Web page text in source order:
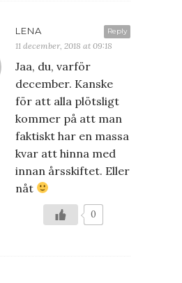
Reply
LENA
11 december, 2018 at 09:18
Jaa, du, varför
december. Kanske
för att alla plötsligt
kommer på att man
faktiskt har en massa
kvar att hinna med
innan årsskiftet. Eller
nåt
0